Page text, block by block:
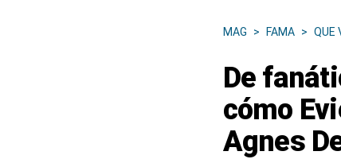
MAG > FAMA > QUE
De
cómo
Agnes